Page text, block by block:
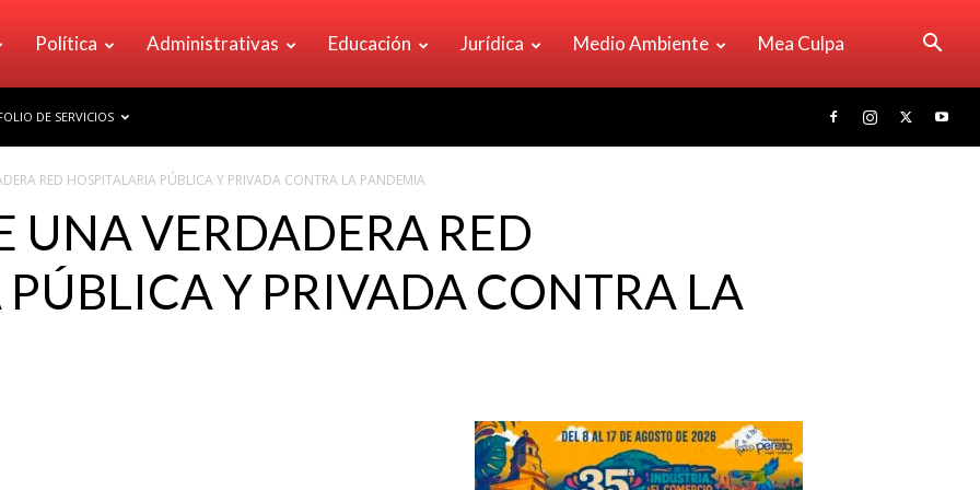
Política Administrativas Educación Jurídica Medio Ambiente Mea Culpa
DE SERVICIOS
RED HOSPITALARIA PÚBLICA Y PRIVADA CONTRA LA PANDEMIA
UNA VERDADERA RED
Y PRIVADA CONTRA LA